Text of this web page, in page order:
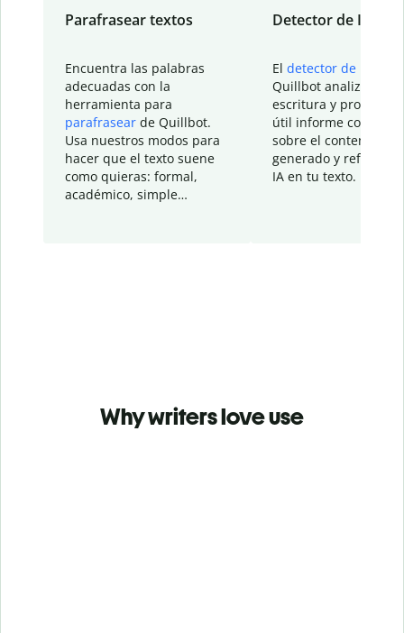
Parafrasear textos
Encuentra las palabras
adecuadas con la
herramienta para
parafrasear de Quillbot.
Usa nuestros modos para
hacer que el texto suene
como quieras: formal,
académico, simple…
Detector de IA
El detector de IA
Quillbot analiza tu
escritura y
útil informe con
sobre el contenido
generado y refinado
IA en tu texto.
Why writers love use